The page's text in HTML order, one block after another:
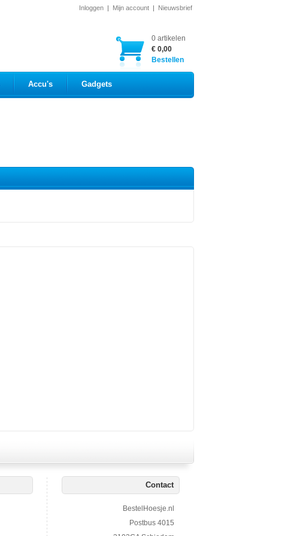
Inloggen | Mijn account | Nieuwsbrief
0 artikelen
€ 0,00
Bestellen
Accu's Gadgets
Contact
BestelHoesje.nl
Postbus 4015